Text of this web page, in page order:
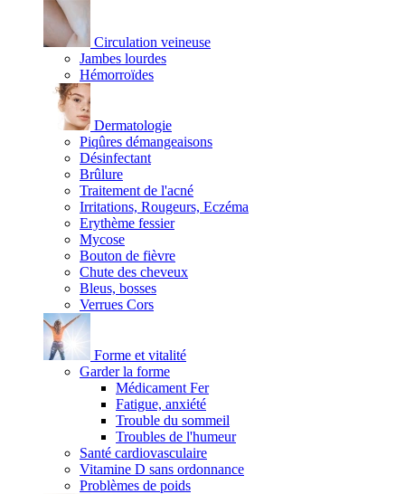
Circulation veineuse
Jambes lourdes
Hémorroïdes
Dermatologie
Piqûres démangeaisons
Désinfectant
Brûlure
Traitement de l'acné
Irritations, Rougeurs, Eczéma
Erythème fessier
Mycose
Bouton de fièvre
Chute des cheveux
Bleus, bosses
Verrues Cors
Forme et vitalité
Garder la forme
Médicament Fer
Fatigue, anxiété
Trouble du sommeil
Troubles de l'humeur
Santé cardiovasculaire
Vitamine D sans ordonnance
Problèmes de poids